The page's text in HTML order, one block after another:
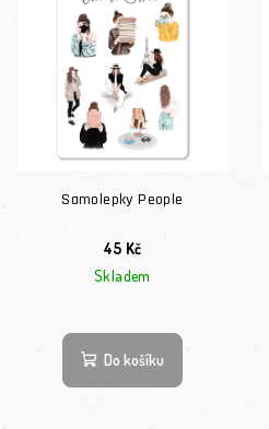
Samolepky People
45 Kč
Skladem
Do košíku